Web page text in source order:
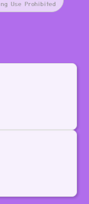
Use Prohibited